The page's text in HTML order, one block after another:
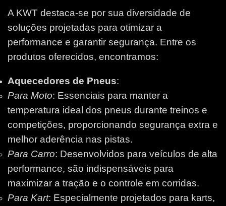
A KWT destaca-se por sua diversidade de
soluções projetadas para otimizar a
performance e garantir segurança. Entre os
produtos oferecidos, encontramos:
Aquecedores de Pneus:
Para Moto: Essenciais para manter a
temperatura ideal dos pneus durante treinos e
competições, proporcionando segurança extra e
melhor aderência nas pistas.
Para Carro: Desenvolvidos para veículos de alta
performance, são indispensáveis para
maximizar a tração e o controle em corridas.
Para Kart: Especialmente projetados para karts,